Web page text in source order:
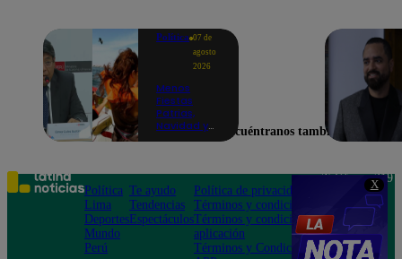
X
Política 07 de
agosto
2026
Menos
Fiestas
Patrias,
Navidad y
anuncia que
se moverán
los feriados
a los viernes
Encuéntranos también en
Política
Lima
Deportes
Mundo
Perú
Te ayudo
Tendencias
Espectáculos
Política de privacidad
Términos y condiciones
Términos y condiciones
aplicación
Términos y Condiciones
Teléfono: 219
Av. San
Felipe 968
Jesús María